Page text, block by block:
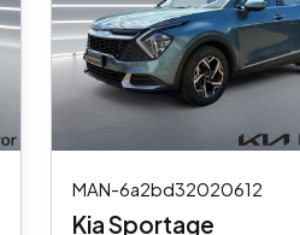
MAN-6a2bd32020612
Kia Sportage